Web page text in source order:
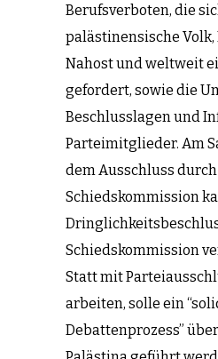
Berufsverboten, die
palästinensische Volk,
Nahost und weltweit
gefordert, sowie die
Beschlusslagen und
Parteimitglieder. Am
dem Ausschluss
Schiedskommission
Schiedskommission
Statt mit
arbeiten, solle ein
Debattenprozess”